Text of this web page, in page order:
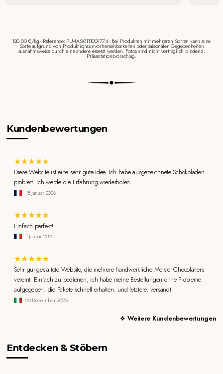
120.00 €/kg - Reference: PLMAS-0111001774 - Bei Produkten mit mehreren Sorten kann eine
Sorte aufgrund von Produktionsunvorhersehbarkeiten oder saisonalen Gegebenheiten
ausnahmsweise durch eine andere ersetzt werden. Fotos sind nicht vertraglich bindend.
Präsentationsvorschlag.
Kundenbewertungen
Diese Website ist eine sehr gute Idee. Ich habe ausgezeichnete Schokoladen
probiert. Ich werde die Erfahrung wiederholen.
18 Januar 2026
Einfach perfekt!!
1 Januar 2026
Sehr gut gestaltete Website, die mehrere handwerkliche Meister-Chocolatiers
vereint. Einfach zu bedienen, ich habe meine Bestellungen ohne Probleme
aufgegeben. die Pakete schnell erhalten. und letztere, versandt
20 Dezember 2025
Weitere Kundenbewertungen
Entdecken & Stöbern